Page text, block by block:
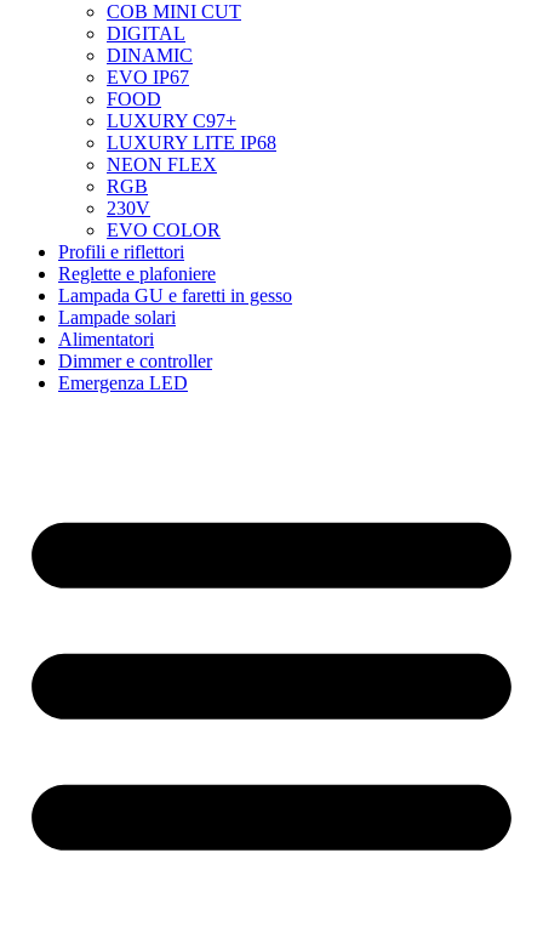
COB MINI CUT
DIGITAL
DINAMIC
EVO IP67
FOOD
LUXURY C97+
LUXURY LITE IP68
NEON FLEX
RGB
230V
EVO COLOR
Profili e riflettori
Reglette e plafoniere
Lampada GU e faretti in gesso
Lampade solari
Alimentatori
Dimmer e controller
Emergenza LED